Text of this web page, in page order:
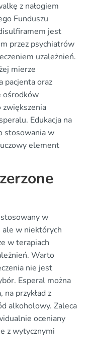
z nałogiem
Funduszu
jest
przez psychiatrów
uzależnień.
mierze
pacjenta oraz
ośrodków
zwiększenia
Edukacja na
stosowania w
element
w
ale w niektórych
w terapiach
Warto
nie jest
Esperal można
na przykład z
alkoholowy. Zaleca
oceniany
z wytycznymi